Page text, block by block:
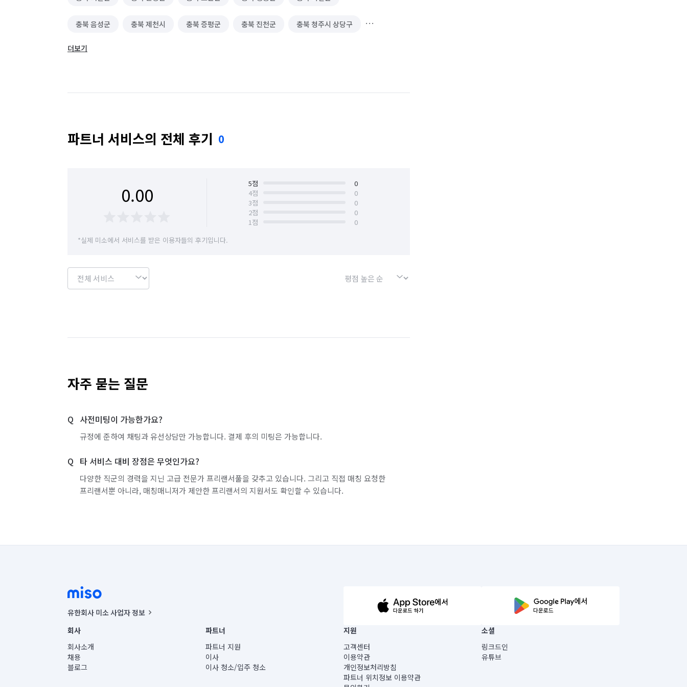
충북 음성군 충북 제천시 충북 증평군 충북 진천군 충북 청주시 상당구
충북 청주시 서원구
더보기
파트너 서비스의 전체 후기 0
0.00 5점
0
4점
0
3점
0
2점
0
1점
0
*실제 미소에서 서비스를 받은 이용자들의 후기입니다.
자주 묻는 질문
사전미팅이 가능한가요?
규정에 준하여 채팅과 유선상담만 가능합니다. 결제 후의 미팅은 가능합니다.
타 서비스 대비 장점은 무엇인가요?
다양한 직군의 경력을 지닌 고급 전문가 프리랜서풀을 갖추고 있습니다. 그리고 직접 매칭 요청한
프리랜서뿐 아니라, 매칭매니저가 제안한 프리랜서의 지원서도 확인할 수 있습니다.
유한회사 미소 사업자 정보
사업자등록번호 : 291-87-00271 | 인허가번호 : 2016-3220163-14-5-00019 |
통신판매신고번호 : 2024-서울종로-1400(공정거래위원회 정보) |
대표이사 : CHING VICTOR COLUMBIA RHEE
주소 | 본사: 서울특별시 종로구 율곡로 6(중학동, 트윈트리빌딩) B동 5층
컨택센터 : 서울특별시 종로구 수송동 율곡로 24, 7층, 8층 미소
회사
회사소개
채용
블로그
파트너
파트너 지원
이사
이사 청소/입주 청소
지원
고객센터
이용약관
개인정보처리방침
파트너 위치정보 이용약관
소셜
링크드인
유튜브